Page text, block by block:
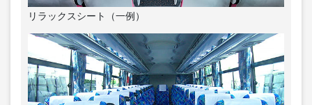
リラックスシート（一例）